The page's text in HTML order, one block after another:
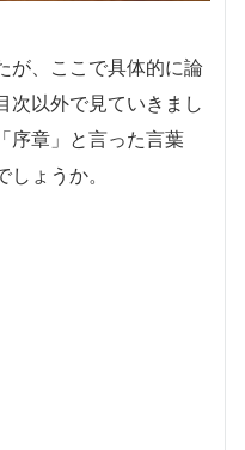
が、ここで具体的に論
次以外で見ていきまし
序章」と言った言葉
ょうか。